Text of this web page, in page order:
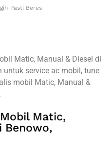
Pasti Beres
Matic, Manual & Diesel di
untuk service ac mobil, tune
mobil Matic, Manual &
Matic,
Benowo,